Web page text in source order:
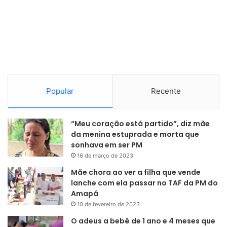
Os participantes que necessitam de atendimento
especializado devem fazer a solicitação no momento da
monocular, deficiência física, auditiva, intelectual, surdez e
surdocegueira, dislexia, discalculia, déficit de atenção,
transtorno do espectro autista (TEA), gestantes, lactantes,
com outra condição específica.
Nome Social
Popular Recente
“Meu coração está partido”, diz mãe
da menina estuprada e morta que
sonhava em ser PM
16 de março de 2023
Mãe chora ao ver a filha que vende
lanche com ela passar no TAF da PM do
Amapá
10 de fevereiro de 2023
O adeus a bebê de 1 ano e 4 meses que